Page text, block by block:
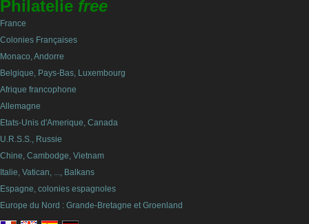
Philatelie free
France
Colonies Françaises
Monaco, Andorre
Belgique, Pays-Bas, Luxembourg
Afrique francophone
Allemagne
Etats-Unis d'Amerique, Canada
U.R.S.S., Russie
Chine, Cambodge, Vietnam
Italie, Vatican, ..., Balkans
Espagne, colonies espagnoles
Europe du Nord : Grande-Bretagne et Groenland